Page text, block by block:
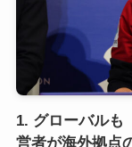
1. グローバルも
営者が海外拠点